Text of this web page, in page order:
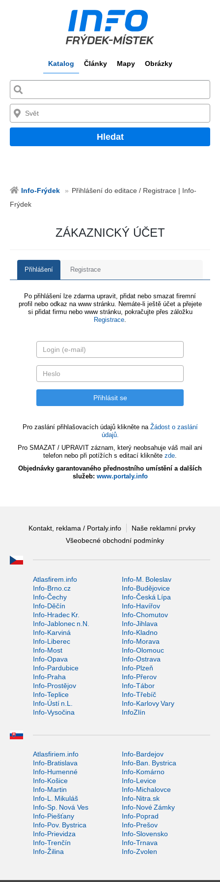
Katalog Články Mapy Obrázky
Hledat
Info-Frýdek
Přihlášení do editace / Registrace | Info-
Frýdek
ZÁKAZNICKÝ ÚČET
Přihlášení Registrace
Po přihlášení lze zdarma upravit, přidat nebo smazat firemní
profil nebo odkaz na www stránku. Nemáte-li ještě účet a přejete
si přidat firmu nebo www stránku, pokračujte přes záložku
Registrace.
Pro zaslání přihlašovacích údajů klikněte na Žádost o zaslání
údajů.
Pro SMAZAT / UPRAVIT záznam, který neobsahuje váš mail ani
telefon nebo při potížích s editací klikněte zde.
Objednávky garantovaného přednostního umístění a dalších
služeb: www.portaly.info
Kontakt, reklama / Portaly.info
Naše reklamní prvky
Všeobecné obchodní podmínky
Atlasfirem.info
Info-M. Boleslav
Info-Brno.cz
Info-Budějovice
Info-Čechy
Info-Česká Lípa
Info-Děčín
Info-Havířov
Info-Hradec Kr.
Info-Chomutov
Info-Jablonec n.N.
Info-Jihlava
Info-Karviná
Info-Kladno
Info-Liberec
Info-Morava
Info-Most
Info-Olomouc
Info-Opava
Info-Ostrava
Info-Pardubice
Info-Plzeň
Info-Praha
Info-Přerov
Info-Prostějov
Info-Tábor
Info-Teplice
Info-Třebíč
Info-Ústí n.L.
Info-Karlovy Vary
Info-Vysočina
InfoZlín
Atlasfiriem.info
Info-Bardejov
Info-Bratislava
Info-Ban. Bystrica
Info-Humenné
Info-Komárno
Info-Košice
Info-Levice
Info-Martin
Info-Michalovce
Info-L. Mikuláš
Info-Nitra.sk
Info-Sp. Nová Ves
Info-Nové Zámky
Info-Piešťany
Info-Poprad
Info-Pov. Bystrica
Info-Prešov
Info-Prievidza
Info-Slovensko
Info-Trenčín
Info-Trnava
Info-Žilina
Info-Zvolen